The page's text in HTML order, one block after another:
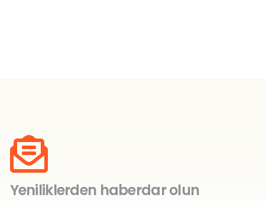
Yeniliklerden haberdar olun